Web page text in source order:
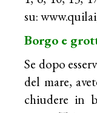
su:
Borgo e
Se dopo
del mare,
chiudere in